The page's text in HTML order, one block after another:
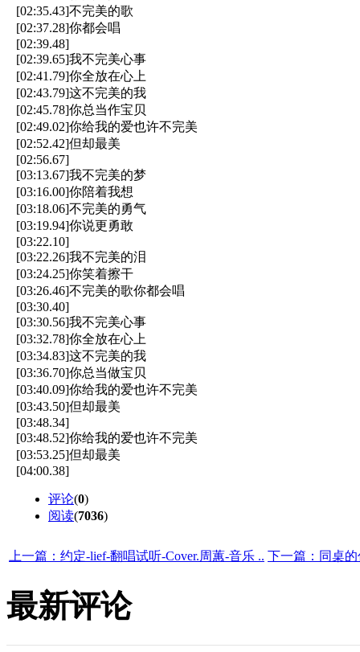
[02:35.43]不完美的歌
[02:37.28]你都会唱
[02:39.48]
[02:39.65]我不完美心事
[02:41.79]你全放在心上
[02:43.79]这不完美的我
[02:45.78]你总当作宝贝
[02:49.02]你给我的爱也许不完美
[02:52.42]但却最美
[02:56.67]
[03:13.67]我不完美的梦
[03:16.00]你陪着我想
[03:18.06]不完美的勇气
[03:19.94]你说更勇敢
[03:22.10]
[03:22.26]我不完美的泪
[03:24.25]你笑着擦干
[03:26.46]不完美的歌你都会唱
[03:30.40]
[03:30.56]我不完美心事
[03:32.78]你全放在心上
[03:34.83]这不完美的我
[03:36.70]你总当做宝贝
[03:40.09]你给我的爱也许不完美
[03:43.50]但却最美
[03:48.34]
[03:48.52]你给我的爱也许不完美
[03:53.25]但却最美
[04:00.38]
评论(0)
阅读(7036)
上一篇：约定-lief-翻唱试听-Cover.周蕙-音乐 .. 下一篇：同桌的
最新评论